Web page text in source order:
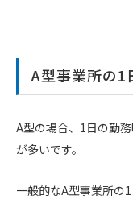
A型事業所の1
A型の場合、1日の勤
が多いです。
一般的なA型事業所の